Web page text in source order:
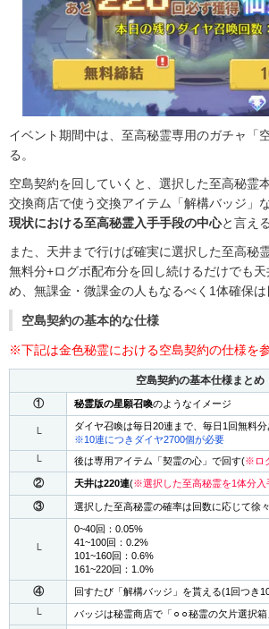
イベント期間中は、至高秘霊専用のガチャ「
る。
空島契約を回していくと、選択した至高秘霊
交換商店で使う交換アイテム「解構バッジ」
現状における至高秘霊入手手段の中心と言え
また、天井まで行けば確実に選択した至高秘
無料分+ログボ配布分を回し続けるだけでも
め、無課金・微課金の人もなるべく1体確保は
空島契約の基本的な仕様
※下記は金色秘霊における空島契約の仕様を
空島契約の基本仕様まとめ
①
秘霊版の星願召喚のようなイメージ
└
ダイヤ召喚は毎日20連まで、毎日1回無料分
※10連につきダイヤ2700個が必要
└ 後は専用アイテム「契霊の心」で回す(※ロ
② 天井は220連(※選択した至高秘霊を1体分入
③ 選択した至高秘霊の確率は回数に応じて徐
└
0~40回：0.05%
41~100回：0.2%
101~160回：0.6%
161~220回：1.0%
④ 回すたび「解構バッジ」を貰える(1回つき
└ バッジは秘霊商店で「⚪︎⚪︎秘霊の欠片選択